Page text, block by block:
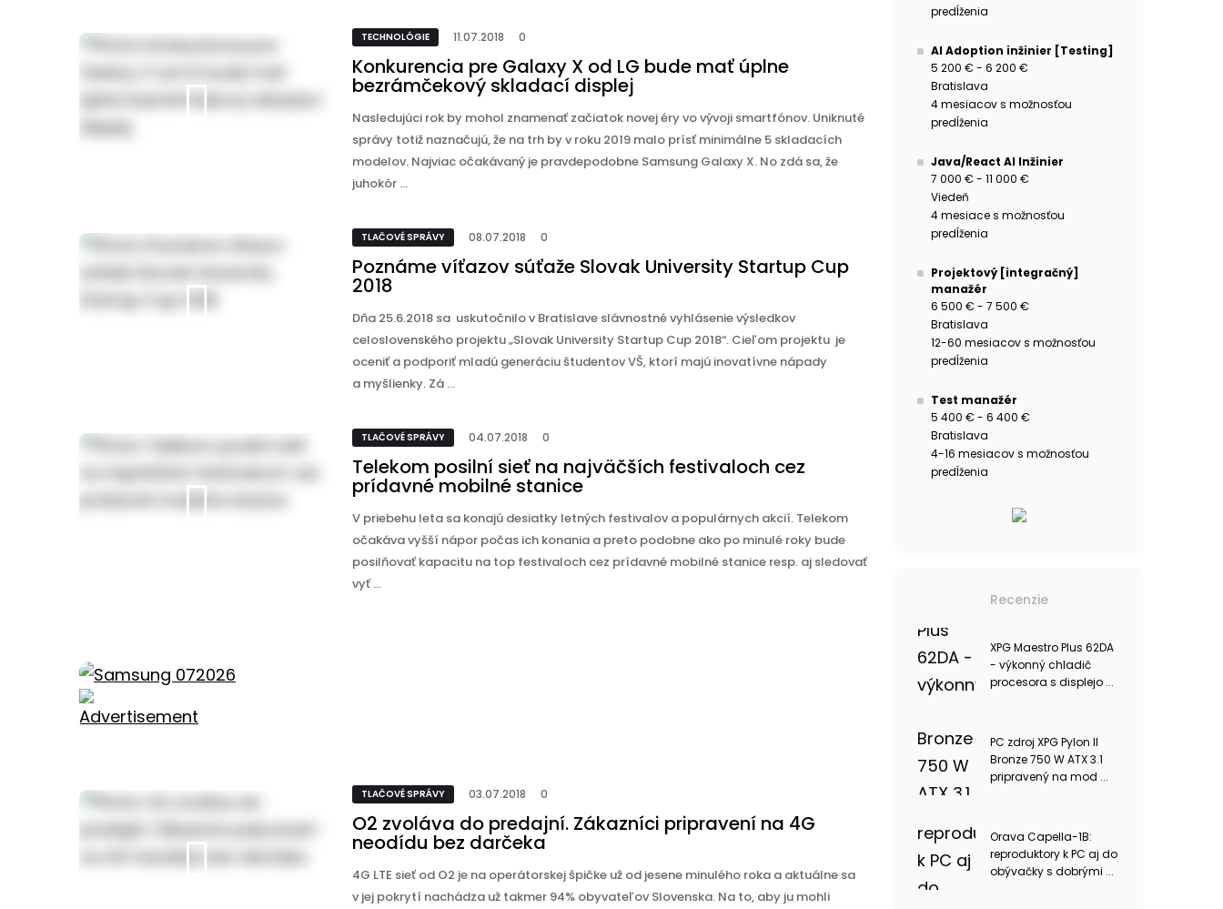
TECHNOLÓGIE 11.07.2018 0
Konkurencia pre Galaxy X od LG bude mať úplne
bezrámčekový skladací displej
Nasledujúci rok by mohol znamenať začiatok novej éry vo vývoji smartfónov. Uniknuté
správy totiž naznačujú, že na trh by v roku 2019 malo prísť minimálne 5 skladacích
modelov. Najviac očakávaný je pravdepodobne Samsung Galaxy X. No zdá sa, že
juhokór ...
TLAČOVÉ SPRÁVY 08.07.2018 0
Poznáme víťazov súťaže Slovak University Startup Cup
2018
Dňa 25.6.2018 sa uskutočnilo v Bratislave slávnostné vyhlásenie výsledkov
celoslovenského projektu „Slovak University Startup Cup 2018“. Cieľom projektu je
oceniť a podporiť mladú generáciu študentov VŠ, ktorí majú inovatívne nápady
a myšlienky. Zá ...
TLAČOVÉ SPRÁVY 04.07.2018 0
Telekom posilní sieť na najväčších festivaloch cez
prídavné mobilné stanice
V priebehu leta sa konajú desiatky letných festivalov a populárnych akcií. Telekom
očakáva vyšší nápor počas ich konania a preto podobne ako po minulé roky bude
posilňovať kapacitu na top festivaloch cez prídavné mobilné stanice resp. aj sledovať
vyť ...
TLAČOVÉ SPRÁVY 03.07.2018 0
O2 zvoláva do predajní. Zákazníci pripravení na 4G
neodídu bez darčeka
4G LTE sieť od O2 je na operátorskej špičke už od jesene minulého roka a aktuálne sa
v jej pokrytí nachádza už takmer 94% obyvateľov Slovenska. Na to, aby ju mohli
predĺženia
AI Adoption inžinier [Testing]
5 200 € - 6 200 €
Bratislava
4 mesiacov s možnosťou
predĺženia
Java/React AI Inžinier
7 000 € - 11 000 €
Viedeň
4 mesiace s možnosťou
predĺženia
Projektový [integračný]
manažér
6 500 € - 7 500 €
Bratislava
12-60 mesiacov s možnosťou
predĺženia
Test manažér
5 400 € - 6 400 €
Bratislava
4-16 mesiacov s možnosťou
predĺženia
Recenzie
XPG Maestro Plus 62DA
- výkonný chladič
procesora s displejo ...
PC zdroj XPG Pylon II
Bronze 750 W ATX 3.1
pripravený na mod ...
Orava Capella-1B:
reproduktory k PC aj do
obývačky s dobrými ...